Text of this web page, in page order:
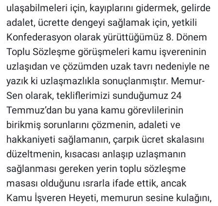
ulaşabilmeleri için, kayıplarını gidermek, gelirde
adalet, ücrette dengeyi sağlamak için, yetkili
Konfederasyon olarak yürüttüğümüz 8. Dönem
Toplu Sözleşme görüşmeleri kamu işvereninin
uzlaşıdan ve çözümden uzak tavrı nedeniyle ne
yazık ki uzlaşmazlıkla sonuçlanmıştır. Memur-
Sen olarak, tekliflerimizi sunduğumuz 24
Temmuz’dan bu yana kamu görevlilerinin
birikmiş sorunlarını çözmenin, adaleti ve
hakkaniyeti sağlamanın, çarpık ücret skalasını
düzeltmenin, kısacası anlaşıp uzlaşmanın
sağlanması gereken yerin toplu sözleşme
masası olduğunu ısrarla ifade ettik, ancak
Kamu İşveren Heyeti, memurun sesine kulağını,
Popüler
Programlar
Sağlık
Spor
Teknoloji
Türkiye'nin Geleceği
Türkiye'nin Gündemi
Yerel Gündem